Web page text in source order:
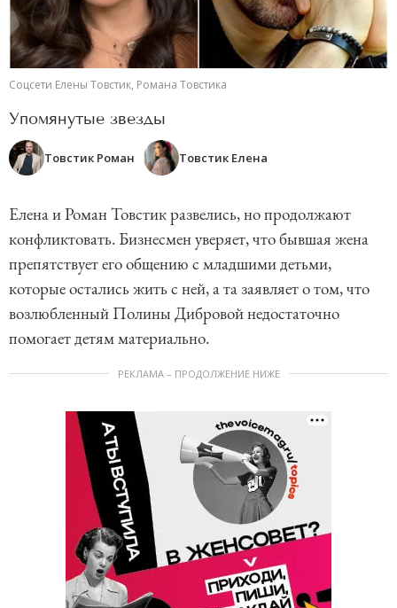
Соцсети Елены Товстик, Романа Товстика
Упомянутые звезды
Товстик Роман Товстик Елена
Елена и Роман Товстик развелись, но продолжают
конфликтовать. Бизнесмен уверяет, что бывшая жена
препятствует его общению с младшими детьми,
которые остались жить с ней, а та заявляет о том, что
возлюбленный Полины Дибровой недостаточно
помогает детям материально.
РЕКЛАМА – ПРОДОЛЖЕНИЕ НИЖЕ